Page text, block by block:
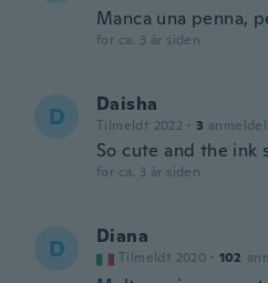
Manca una penna,
for ca. 3 år siden
D Daisha
Tilmeldt 2022 · 3
So cute and the ink
for ca. 3 år siden
D Diana
Tilmeldt 2020 · 102